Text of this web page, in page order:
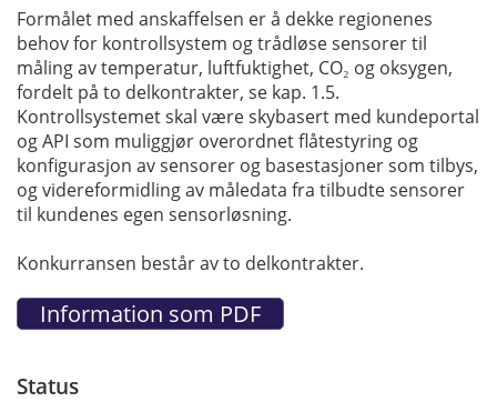
Formålet med anskaffelsen er å dekke regionenes
behov for kontrollsystem og trådløse sensorer til
måling av temperatur, luftfuktighet, CO₂ og oksygen,
fordelt på to delkontrakter, se kap. 1.5.
Kontrollsystemet skal være skybasert med kundeportal
og API som muliggjør overordnet flåtestyring og
konfigurasjon av sensorer og basestasjoner som tilbys,
og videreformidling av måledata fra tilbudte sensorer
til kundenes egen sensorløsning.
Konkurransen består av to delkontrakter.
Status